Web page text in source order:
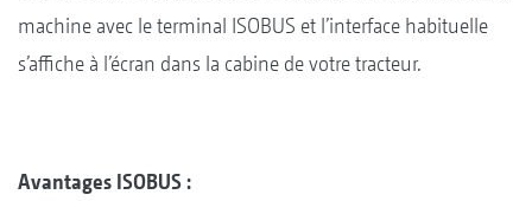
machine avec le terminal ISOBUS et l’interface habituelle
s’affiche à l’écran dans la cabine de votre tracteur.
Avantages ISOBUS :